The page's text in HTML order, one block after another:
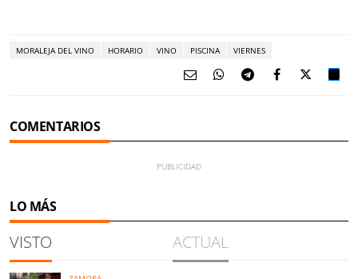
MORALEJA DEL VINO HORARIO VINO PISCINA VIERNES
COMENTARIOS
LO MÁS
VISTO ACTUAL